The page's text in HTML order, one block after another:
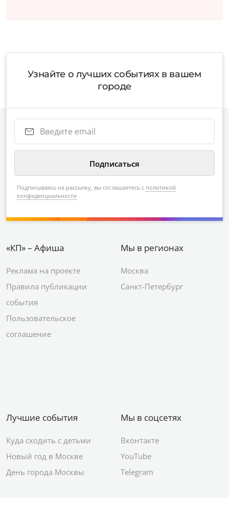
Узнайте о лучших событиях в вашем
городе
Подписываясь на рассылку, вы соглашаетесь с политикой
конфиденциальности
«КП» – Афиша
Реклама на проекте
Правила публикации
события
Пользовательское
соглашение
Мы в регионах
Москва
Санкт-Петербург
Лучшие события
Куда сходить с детьми
Новый год в Москве
День города Москвы
Мы в соцсетях
Вконтакте
YouTube
Telegram